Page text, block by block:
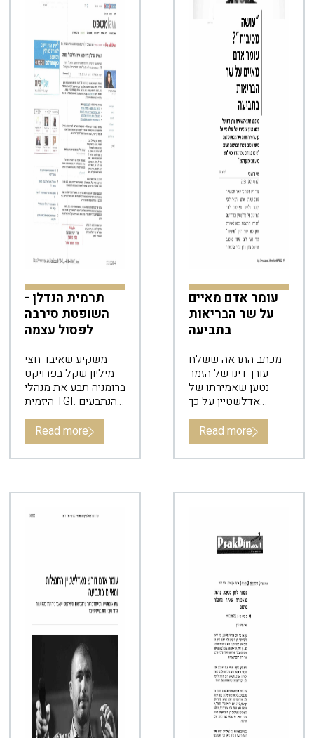
תרמית הנדלן -
השופטת סירבה
לפסול עצמה
משקיע שאיבד חצי
מיליון שקל בפרויקט
ברומניה תבע את מנהלי
היזמית TGI. הנתבעים
התנגדו לשופטת רחל
ערקובי בטענה שיש לה
דעה קדומה
Read more
עומר אדם מאיים
על שר הבריאות
בתביעה
מכתב התראה ששלח
עורך דינו של הזמר
נטען שאמירתו של
אדלשטיין על כך
שהפר הנחיות אינה
אמת ופוגעת בשמו
הטוב.
Read more